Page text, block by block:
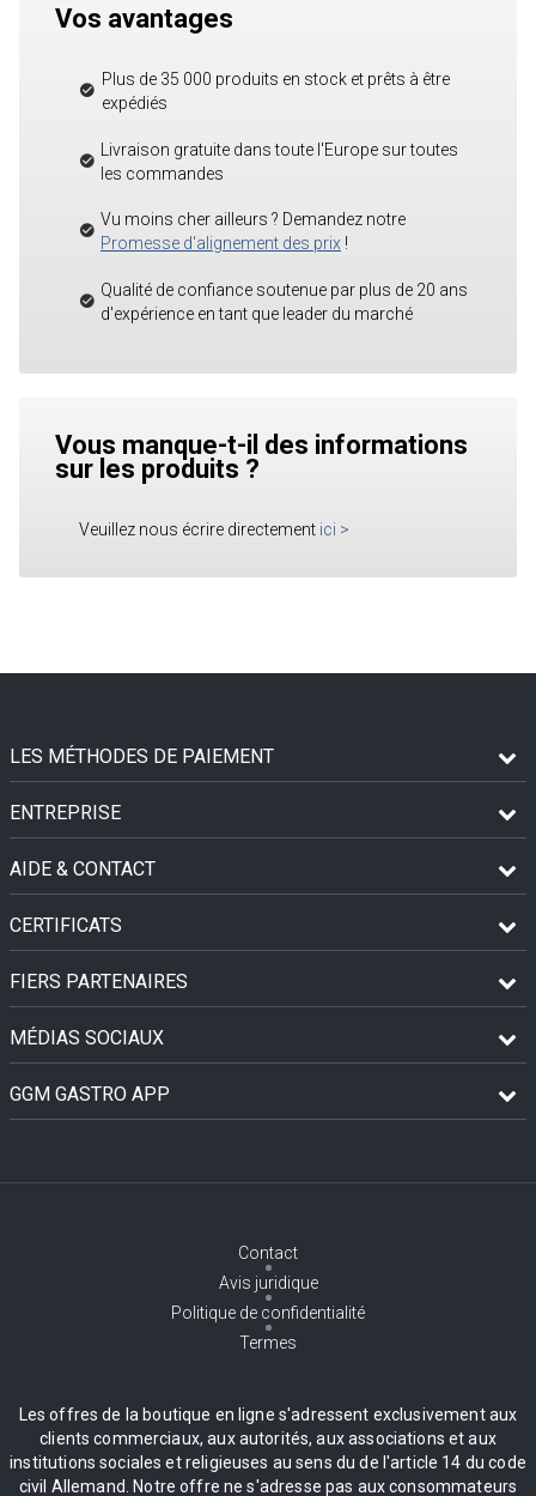
Vos avantages
Plus de 35 000 produits en stock et prêts à être
expédiés
Livraison gratuite dans toute l'Europe sur toutes
les commandes
Vu moins cher ailleurs ? Demandez notre
Promesse d'alignement des prix !
Qualité de confiance soutenue par plus de 20 ans
d'expérience en tant que leader du marché
Vous manque-t-il des informations
sur les produits ?
Veuillez nous écrire directement ici >
LES MÉTHODES DE PAIEMENT
ENTREPRISE
AIDE & CONTACT
CERTIFICATS
FIERS PARTENAIRES
MÉDIAS SOCIAUX
GGM GASTRO APP
Contact
Avis juridique
Politique de confidentialité
Termes
Les offres de la boutique en ligne s'adressent exclusivement aux
clients commerciaux, aux autorités, aux associations et aux
institutions sociales et religieuses au sens du de l'article 14 du code
civil Allemand. Notre offre ne s'adresse pas aux consommateurs